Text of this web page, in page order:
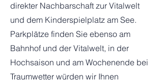
direkter Nachbarschaft zur Vitalwelt
und dem Kinderspielplatz am See.
Parkplätze finden Sie ebenso am
Bahnhof und der Vitalwelt, in der
Hochsaison und am Wochenende bei
Traumwetter würden wir Ihnen